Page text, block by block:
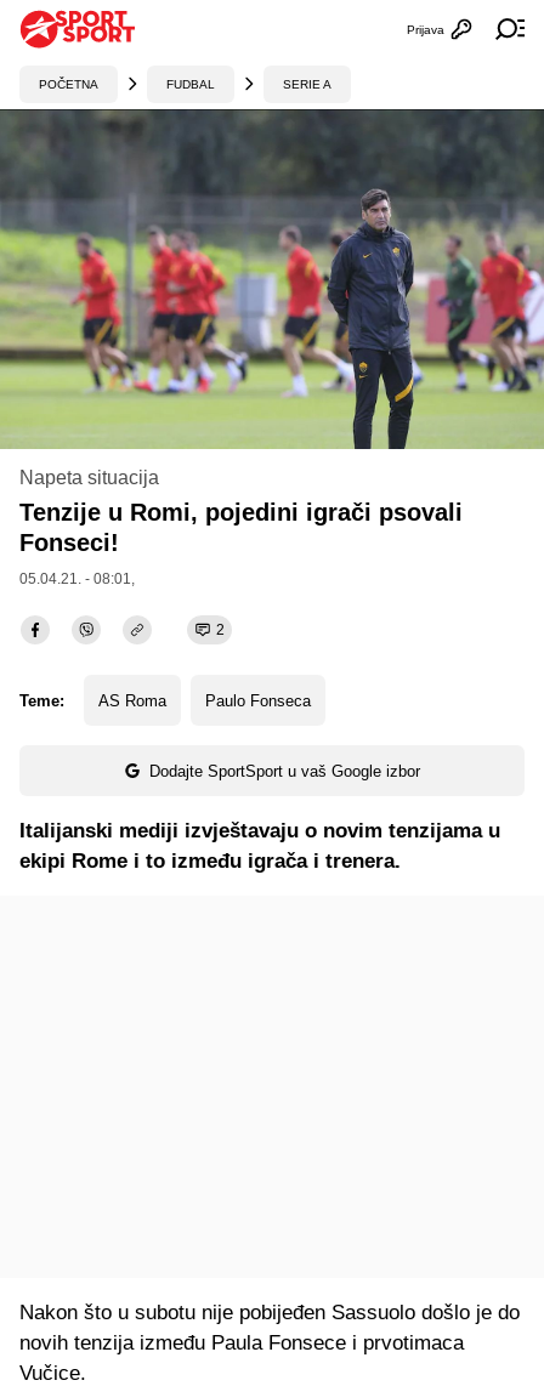
Otvori
Prijava
POČETNA FUDBAL SERIE A
Napeta situacija
Tenzije u Romi, pojedini igrači psovali
Fonseci!
05.04.21. - 08:01,
2
Teme: AS Roma Paulo Fonseca
Dodajte SportSport u vaš Google izbor
Italijanski mediji izvještavaju o novim tenzijama u
ekipi Rome i to između igrača i trenera.
Nakon što u subotu nije pobijeđen Sassuolo došlo je do
novih tenzija između Paula Fonsece i prvotimaca
Vučice.